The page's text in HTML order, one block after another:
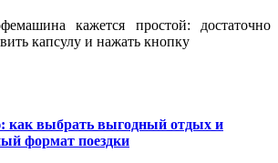
кажется простой: достаточно
капсулу и нажать кнопку
как выбрать выгодный отдых и
формат поездки